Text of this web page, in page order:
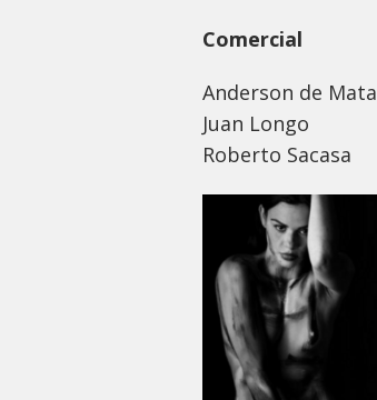
Comercial
Anderson de Mata
Juan Longo
Roberto Sacasa